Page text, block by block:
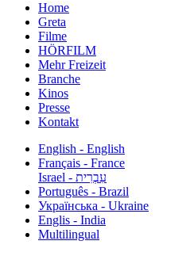
Home
Greta
Filme
HÖRFILM
Mehr Freizeit
Branche
Kinos
Presse
Kontakt
English - English
Français - France
עִבְרִית - Israel
Português - Brazil
Українська - Ukraine
Englis - India
Multilingual